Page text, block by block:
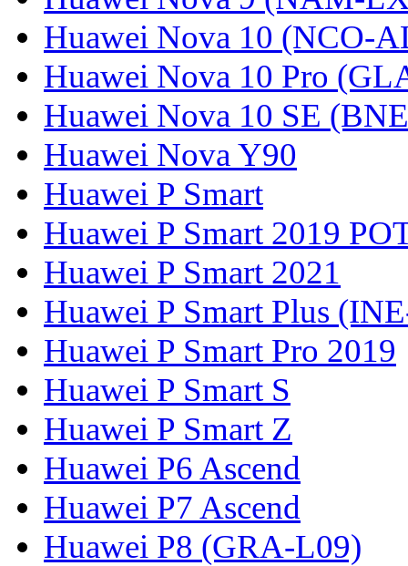
Huawei Nova 10 (NCO-
Huawei Nova 10 Pro
Huawei Nova 10 SE
Huawei Nova Y90
Huawei P Smart
Huawei P Smart 2019
Huawei P Smart 2021
Huawei P Smart Plus
Huawei P Smart Pro 2019
Huawei P Smart S
Huawei P Smart Z
Huawei P6 Ascend
Huawei P7 Ascend
Huawei P8 (GRA-L09)